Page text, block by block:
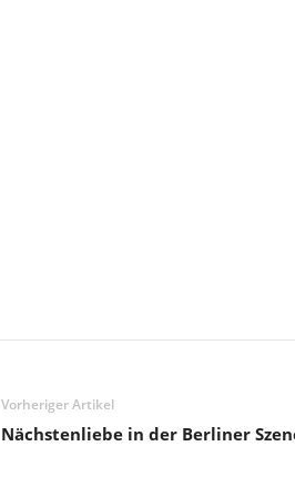
Vorheriger Artikel
Nächstenliebe in der Berliner